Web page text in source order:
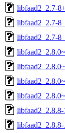
libfaad2_2.7-
libfaad2_2.7-
libfaad2_2.7-